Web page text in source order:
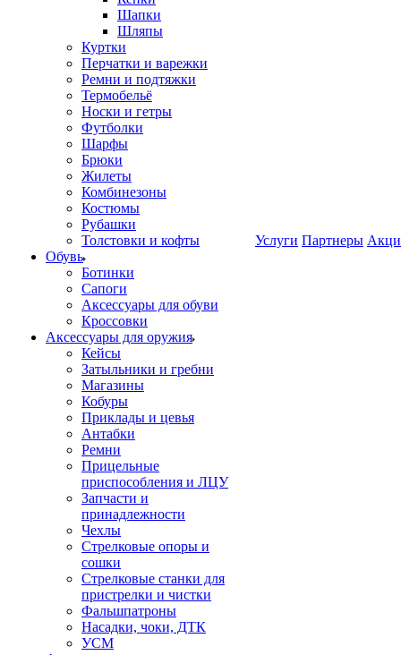
Шапки
Шляпы
Куртки
Перчатки и варежки
Ремни и подтяжки
Термобельё
Носки и гетры
Футболки
Шарфы
Брюки
Жилеты
Комбинезоны
Костюмы
Рубашки
Толстовки и кофты
Обувь
Ботинки
Сапоги
Аксессуары для обуви
Кроссовки
Аксессуары для оружия
Кейсы
Затыльники и гребни
Магазины
Кобуры
Приклады и цевья
Антабки
Ремни
Прицельные
приспособления и ЛЦУ
Запчасти и
принадлежности
Чехлы
Стрелковые опоры и
сошки
Стрелковые станки для
пристрелки и чистки
Фальшпатроны
Насадки, чоки, ДТК
УСМ
Услуги Партнеры